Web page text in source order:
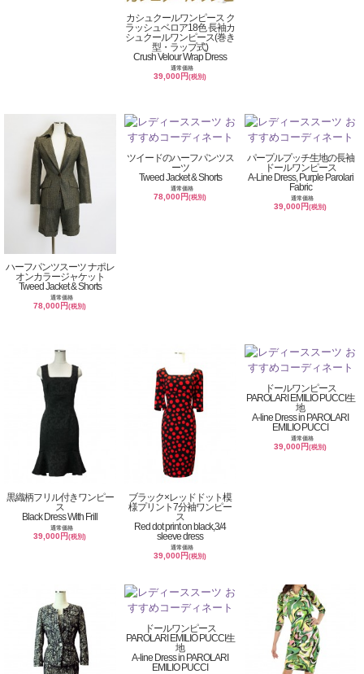
カシュクールワンピース ク
ラッシュベロア18色 長袖カ
シュクールワンピース(巻き
型・ラップ式)
Crush Velour Wrap Dress
通常価格
39,000円(税別)
ハーフパンツスーツ ナポレ
オンカラージャケット
Tweed Jacket & Shorts
通常価格
78,000円(税別)
ツイードのハーフパンツス
ーツ
Tweed Jacket & Shorts
通常価格
78,000円(税別)
パープルプッチ生地の長袖
ドールワンピース
A-Line Dress, Purple Parolari
Fabric
通常価格
39,000円(税別)
黒織柄フリル付きワンピー
ス
Black Dress With Frill
通常価格
39,000円(税別)
ブラック×レッドドット模
様プリント7分袖ワンピー
ス
Red dot print on black,3/4
sleeve dress
通常価格
39,000円(税別)
ドールワンピース
PAROLARI EMILIO PUCCI生
地
A-line Dress in PAROLARI
EMILIO PUCCI
通常価格
39,000円(税別)
ドールワンピース
PAROLARI EMILIO PUCCI生
地
A-line Dress in PAROLARI
EMILIO PUCCI